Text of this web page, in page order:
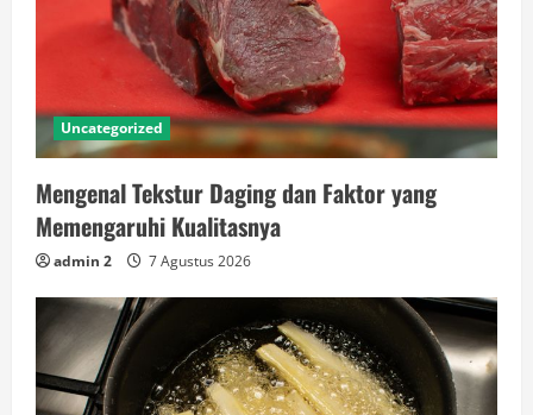
Uncategorized
Mengenal Tekstur Daging dan Faktor yang
Memengaruhi Kualitasnya
admin 2 7 Agustus 2026